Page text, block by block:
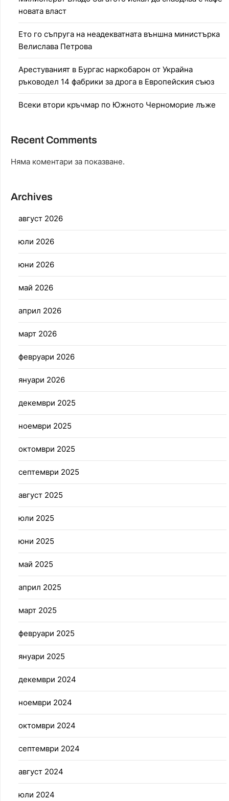
новата власт
Ето го съпруга на неадекватната външна министърка
Велислава Петрова
Арестуваният в Бургас наркобарон от Украйна
ръководел 14 фабрики за дрога в Европейския съюз
Всеки втори кръчмар по Южното Черноморие лъже
Recent Comments
Няма коментари за показване.
Archives
август 2026
юли 2026
юни 2026
май 2026
април 2026
март 2026
февруари 2026
януари 2026
декември 2025
ноември 2025
октомври 2025
септември 2025
август 2025
юли 2025
юни 2025
май 2025
април 2025
март 2025
февруари 2025
януари 2025
декември 2024
ноември 2024
октомври 2024
септември 2024
август 2024
юли 2024